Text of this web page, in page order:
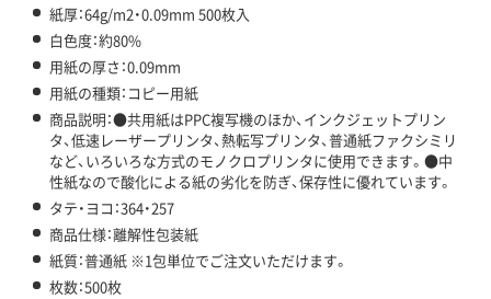
紙厚：64g/m2・0.09mm 500枚入
白色度：約80%
用紙の厚さ：0.09mm
用紙の種類：コピー用紙
商品説明：●共用紙はPPC複写機のほか、インクジェットプリン
タ、低速レーザープリンタ、熱転写プリンタ、普通紙ファクシミリ
など、いろいろな方式のモノクロプリンタに使用できます。●中
性紙なので酸化による紙の劣化を防ぎ、保存性に優れています。
タテ・ヨコ：364・257
商品仕様：離解性包装紙
紙質：普通紙 ※1包単位でご注文いただけます。
枚数：500枚